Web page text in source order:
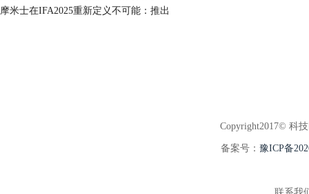
摩米士在IFA2025重新定义不可能：推出
Copyright2017© 科
备案号： 豫ICP备